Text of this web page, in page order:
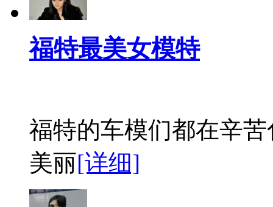
福特最美女模特
福特的车模们都在辛
美丽[详细]